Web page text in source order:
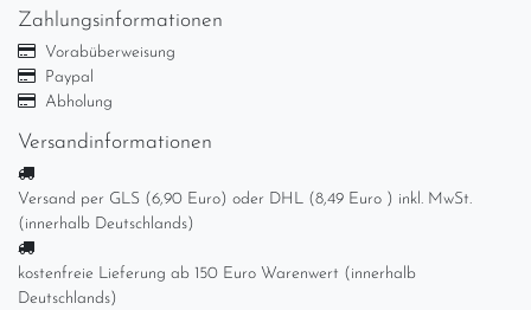
Zahlungsinformationen
Vorabüberweisung
Paypal
Abholung
Versandinformationen
Versand per GLS (6,90 Euro) oder DHL (8,49 Euro ) inkl. MwSt.
(innerhalb Deutschlands)
kostenfreie Lieferung ab 150 Euro Warenwert (innerhalb
Deutschlands)